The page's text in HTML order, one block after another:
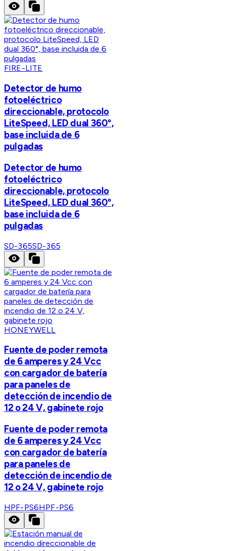
FIRE-LITE
Detector de humo
fotoeléctrico
direccionable, protocolo
LiteSpeed, LED dual 360°,
base incluida de 6
pulgadas
Detector de humo
fotoeléctrico
direccionable, protocolo
LiteSpeed, LED dual 360°,
base incluida de 6
pulgadas
SD-365SD-365
HONEYWELL
Fuente de poder remota
de 6 amperes y 24 Vcc
con cargador de batería
para paneles de
detección de incendio de
12 o 24 V, gabinete rojo
Fuente de poder remota
de 6 amperes y 24 Vcc
con cargador de batería
para paneles de
detección de incendio de
12 o 24 V, gabinete rojo
HPF-PS6HPF-PS6